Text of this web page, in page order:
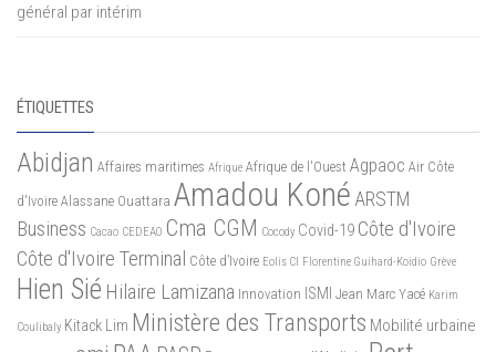
général par intérim
ÉTIQUETTES
Abidjan Affaires maritimes Afrique Afrique de l'Ouest Agpaoc Air Côte
d'Ivoire Alassane Ouattara Amadou Koné ARSTM
Business Cacao CEDEAO Cma CGM Cocody Covid-19 Côte d'Ivoire
Côte d'Ivoire Terminal Côte d’Ivoire Eolis CI Florentine Guihard-Koidio Grève
Hien Sié Hilaire Lamizana Innovation ISMI Jean Marc Yacé Karim
Coulibaly Kitack Lim Ministère des Transports Mobilité urbaine